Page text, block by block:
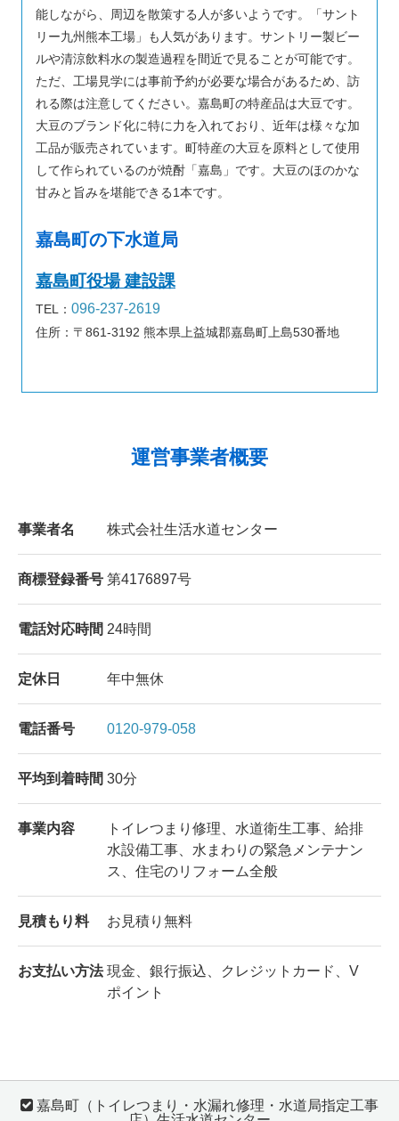
能しながら、周辺を散策する人が多いようです。「サント
リー九州熊本工場」も人気があります。サントリー製ビー
ルや清涼飲料水の製造過程を間近で見ることが可能です。
ただ、工場見学には事前予約が必要な場合があるため、訪
れる際は注意してください。嘉島町の特産品は大豆です。
大豆のブランド化に特に力を入れており、近年は様々な加
工品が販売されています。町特産の大豆を原料として使用
して作られているのが焼酎「嘉島」です。大豆のほのかな
甘みと旨みを堪能できる1本です。
嘉島町の下水道局
嘉島町役場 建設課
TEL： 096-237-2619
住所：〒861-3192 熊本県上益城郡嘉島町上島530番地
運営事業者概要
事業者名 株式会社生活水道センター
商標登録番号 第4176897号
電話対応時間 24時間
定休日 年中無休
電話番号 0120-979-058
平均到着時間 30分
事業内容
トイレつまり修理、水道衛生工事、給排
水設備工事、水まわりの緊急メンテナン
ス、住宅のリフォーム全般
見積もり料 お見積り無料
お支払い方法 現金、銀行振込、クレジットカード、V
ポイント
嘉島町（トイレつまり・水漏れ修理・水道局指定工事